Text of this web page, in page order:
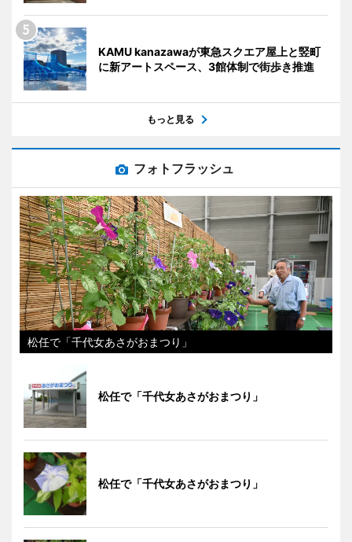
KAMU kanazawaが東急スクエア屋上と竪町
に新アートスペース、3館体制で街歩き推進
もっと見る
フォトフラッシュ
松任で「千代女あさがおまつり」
松任で「千代女あさがおまつり」
松任で「千代女あさがおまつり」